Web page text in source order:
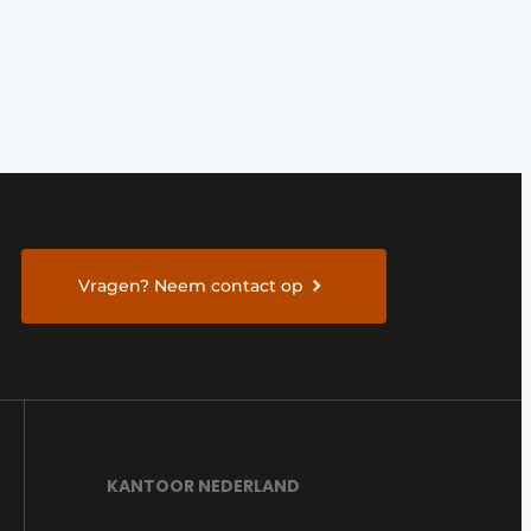
Vragen? Neem contact op
KANTOOR NEDERLAND